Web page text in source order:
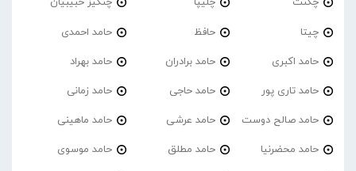
چیتا حافظ حامد احمدی
حامد اکبری حامد برادران حامد بهراد
حامد تاری پور حامد حاجی حامد زمانی
حامد صالح دوست حامد عرشی حامد ماهینی
حامد محضرنیا حامد مطلق حامد موسوی